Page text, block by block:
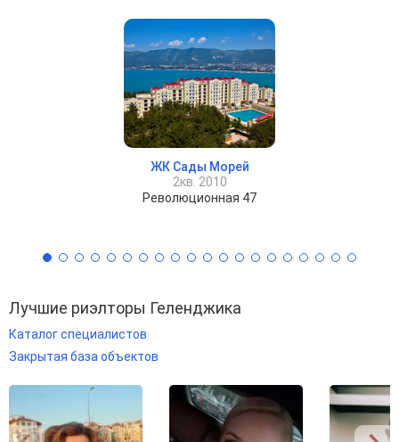
ЖК Сады Морей
2кв. 2010
Революционная 47
Лучшие риэлторы Геленджика
Каталог специалистов
Закрытая база объектов